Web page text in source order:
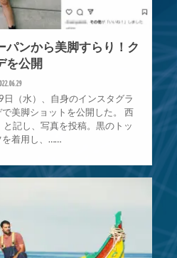
パンから美脚すらり！ク
を公開
（水）、自身のインスタグラ
美脚ショットを公開した。 西
記し、写真を投稿。黒のトッ
を着用し、……